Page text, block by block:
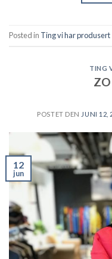
Posted in Ting vi har produsert
TING
POSTET DEN JUNI 12,
12
jun